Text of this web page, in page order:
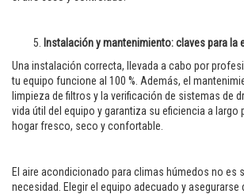
Instalación y mantenimiento: claves para la
Una instalación correcta, llevada a cabo por
tu equipo funcione al 100 %. Además, el
limpieza de filtros y la verificación de sistemas de
vida útil del equipo y garantiza su eficiencia a largo
hogar fresco, seco y confortable.
El aire acondicionado para climas húmedos no es
necesidad. Elegir el equipo adecuado y